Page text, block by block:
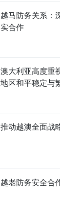
越马防务关系：
实合作
澳大利亚高度重
地区和平稳定与
推动越澳全面战
越老防务安全合